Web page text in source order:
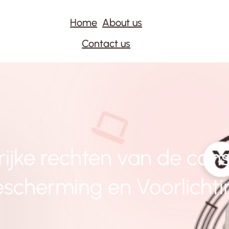
Home About us
Contact us
rechten van de
en